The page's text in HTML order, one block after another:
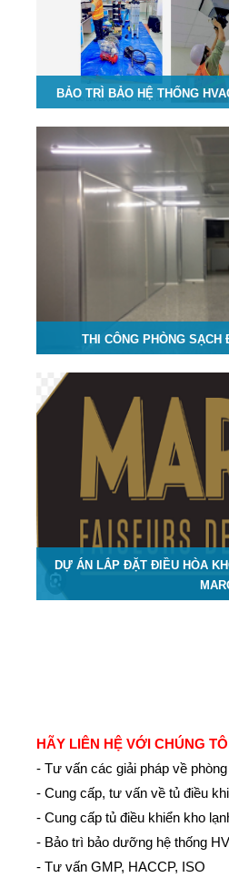
BẢO TRÌ BẢO HỆ THỐNG
THI CÔNG PHÒNG
DỰ ÁN LẮP ĐẶT ĐIỀU HÒA
HÃY LIÊN HỆ VỚI CHÚNG
- Tư vấn các giải pháp về
- Cung cấp, tư vấn về tủ điều
- Cung cấp tủ điều khiển kho
- Bảo trì bảo dưỡng hệ thống
- Tư vấn GMP, HACCP, ISO